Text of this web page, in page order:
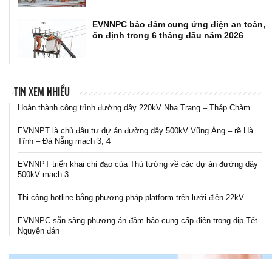
EVNNPC bảo đảm cung ứng điện an toàn,
ổn định trong 6 tháng đầu năm 2026
TIN XEM NHIỀU
Hoàn thành công trình đường dây 220kV Nha Trang – Tháp Chàm
EVNNPT là chủ đầu tư dự án đường dây 500kV Vũng Áng – rẽ Hà
Tĩnh – Đà Nẵng mạch 3, 4
EVNNPT triển khai chỉ đạo của Thủ tướng về các dự án đường dây
500kV mạch 3
Thi công hotline bằng phương pháp platform trên lưới điện 22kV
EVNNPC sẵn sàng phương án đảm bảo cung cấp điện trong dịp Tết
Nguyên đán